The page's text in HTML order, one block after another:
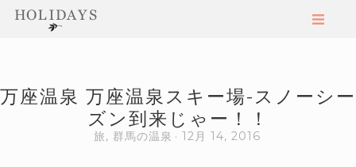
万座温泉 万座温泉スキー場-スノーシー
ズン到来じゃー！！
旅, 群馬の温泉 12月 14, 2016